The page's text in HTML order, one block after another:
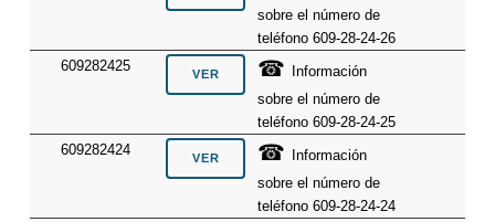
sobre el número de
teléfono 609-28-24-26
609282425
☎ Información
sobre el número de
teléfono 609-28-24-25
609282424
☎ Información
sobre el número de
teléfono 609-28-24-24